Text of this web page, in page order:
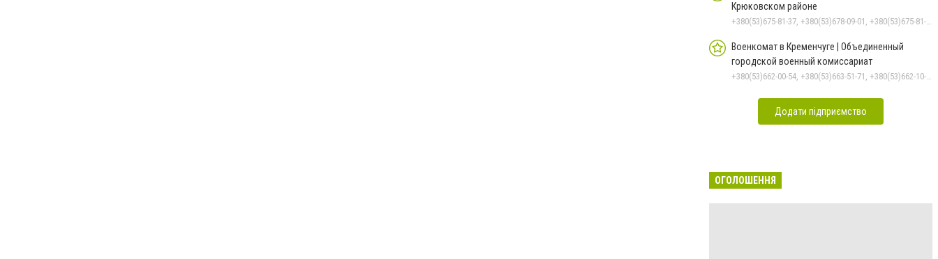
Крюковском районе
+380(53)675-81-37, +380(53)678-09-01, +380(53)675-81-32, +380(53)675-81-40, +380(53)675-81-33, +380(53)675-81-38, +380(53)675-81-31, +380(53)678-08-87
Военкомат в Кременчуге | Объединенный
городской военный комиссариат
+380(53)662-00-54, +380(53)663-51-71, +380(53)662-10-35
Додати підприємство
ОГОЛОШЕННЯ